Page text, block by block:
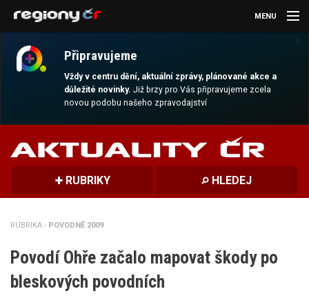
Připravujeme
Vždy v centru dění, aktuální zprávy, plánované akce a
důležité novinky.Již brzy pro Vás připravujeme zcela
novou podobu našeho zpravodajství
MENU
AKTUALITY
MAGAZÍN
DALŠÍ
REGION
RUBRIKY HLEDEJ
RUBRIKA › POVODNĚ 2009
Povodí Ohře začalo mapovat škody po
bleskových povodních